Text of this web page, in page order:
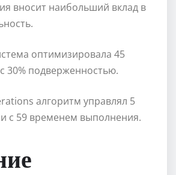
вносит наибольший вклад в
оптимизировала 45
30% подверженностью.
алгоритм управлял 5
с 59 временем выполнения.